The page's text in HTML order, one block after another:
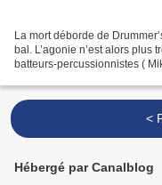
La mort déborde de
bal. L’agonie n’est alors plus
batteurs-percussionnistes (
<
Hébergé par Canalblog